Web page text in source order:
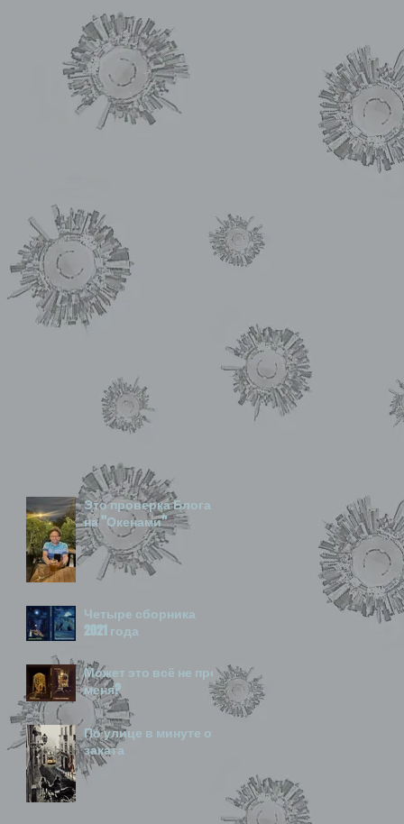
Это проверка Блога
на "Окенами"
Четыре сборника
2021 года
Может это всё не про
меня?
По улице в минуте от
заката